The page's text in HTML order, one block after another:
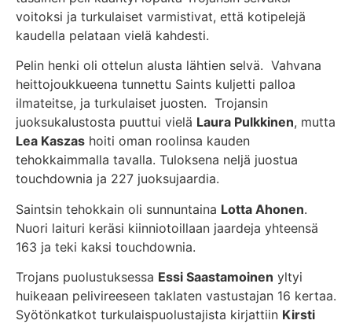
voitoksi ja turkulaiset varmistivat, että kotipelejä
kaudella pelataan vielä kahdesti.
Pelin henki oli ottelun alusta lähtien selvä. Vahvana
heittojoukkueena tunnettu Saints kuljetti palloa
ilmateitse, ja turkulaiset juosten. Trojansin
juoksukalustosta puuttui vielä Laura Pulkkinen, mutta
Lea Kaszas hoiti oman roolinsa kauden
tehokkaimmalla tavalla. Tuloksena neljä juostua
touchdownia ja 227 juoksujaardia.
Saintsin tehokkain oli sunnuntaina Lotta Ahonen.
Nuori laituri keräsi kiinniotoillaan jaardeja yhteensä
163 ja teki kaksi touchdownia.
Trojans puolustuksessa Essi Saastamoinen yltyi
huikeaan pelivireeseen taklaten vastustajan 16 kertaa.
Syötönkatkot turkulaispuolustajista kirjattiin Kirsti